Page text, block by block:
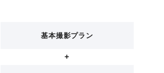
基本撮影プラン